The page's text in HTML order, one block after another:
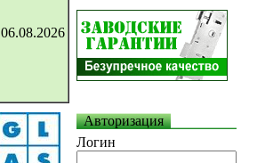
06.08.2026
Авторизация
Логин